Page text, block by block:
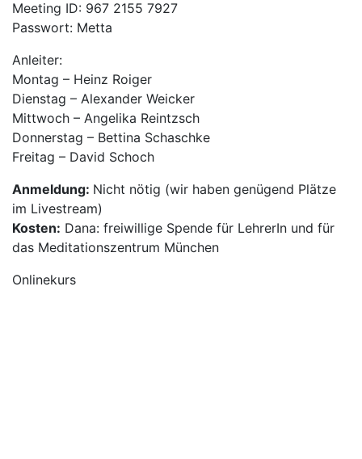
Meeting ID: 967 2155 7927
Passwort: Metta
Anleiter:
Montag – Heinz Roiger
Dienstag – Alexander Weicker
Mittwoch – Angelika Reintzsch
Donnerstag – Bettina Schaschke
Freitag – David Schoch
Anmeldung: Nicht nötig (wir haben genügend Plätze
im Livestream)
Kosten: Dana: freiwillige Spende für LehrerIn und für
das Meditationszentrum München
Onlinekurs